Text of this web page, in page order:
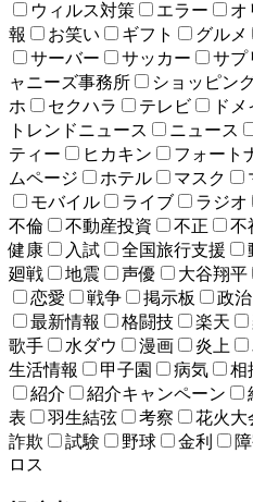
ウィルス対策
エラー オ
報
お笑い ギフト グルメ
サーバー
サッカー サプ
ャニーズ事務所
ショッピン
ホ
セクハラ テレビ ド
トレンドニュース
ニュース
ティー
ヒカキン フォート
ムページ
ホテル マスク
モバイル
ライブ ラジオ
不倫
不動産投資 不正 不
健康
入試 全国旅行支援
廻戦
地震 声優 大谷翔平
恋愛
戦争 掲示板 政治
最新情報
格闘技 楽天
歌手
水ダウ 漫画 炎上
生活情報
甲子園 病気 相
紹介
紹介キャンペーン
表
羽生結弦 考察 花火大
詐欺
試験 野球 金利
ロス